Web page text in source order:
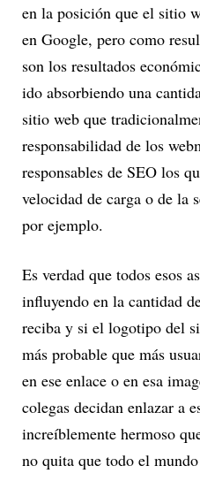
en la posición que el sitio
en Google, pero como
son los resultados
ido absorbiendo una
sitio web que
responsabilidad de los
responsables de SEO los
velocidad de carga o de la
por ejemplo.
Es verdad que todos esos
influyendo en la cantidad
reciba y si el logotipo del
más probable que más
en ese enlace o en esa
colegas decidan enlazar a
increíblemente hermoso
no quita que todo el